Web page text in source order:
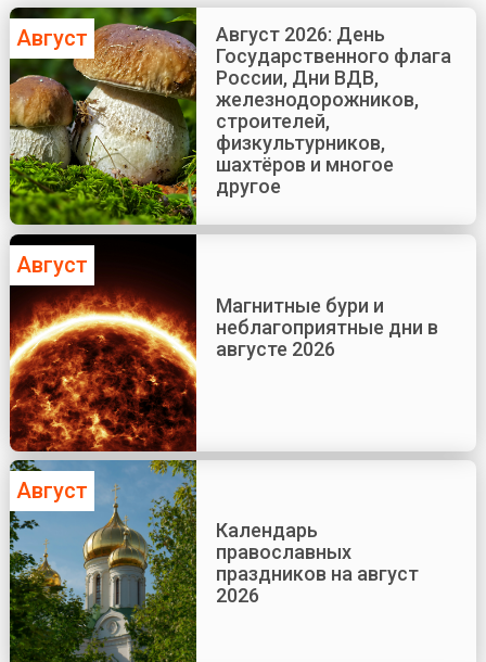
Август
Август 2026: День
Государственного флага
России, Дни ВДВ,
железнодорожников,
строителей,
физкультурников,
шахтёров и многое
другое
Август
Магнитные бури и
неблагоприятные дни в
августе 2026
Август
Календарь
православных
праздников на август
2026